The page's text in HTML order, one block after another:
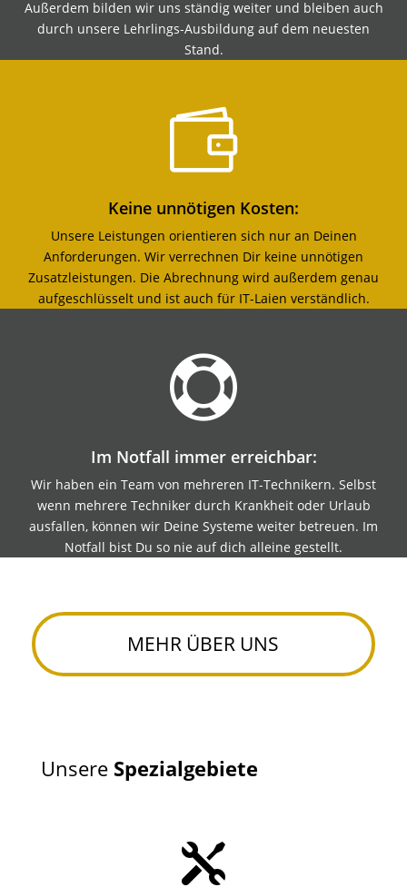
Außerdem bilden wir uns ständig weiter und bleiben auch
durch unsere Lehrlings-Ausbildung auf dem neuesten
Stand.

Keine unnötigen Kosten:
Unsere Leistungen orientieren sich nur an Deinen
Anforderungen. Wir verrechnen Dir keine unnötigen
Zusatzleistungen. Die Abrechnung wird außerdem genau
aufgeschlüsselt und ist auch für IT-Laien verständlich.

Im Notfall immer erreichbar:
Wir haben ein Team von mehreren IT-Technikern. Selbst
wenn mehrere Techniker durch Krankheit oder Urlaub
ausfallen, können wir Deine Systeme weiter betreuen. Im
Notfall bist Du so nie auf dich alleine gestellt.
MEHR ÜBER UNS
Unsere Spezialgebiete
